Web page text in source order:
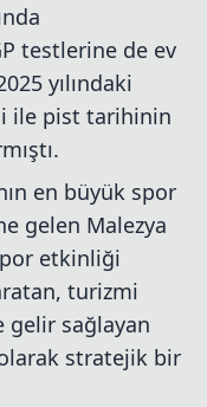
testlerine de ev
yılındaki
ile pist tarihinin
en büyük spor
gelen Malezya
etkinliği
turizmi
gelir sağlayan
stratejik bir